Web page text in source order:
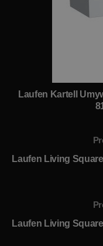
Laufen Kartell
Laufen Living
Laufen Living